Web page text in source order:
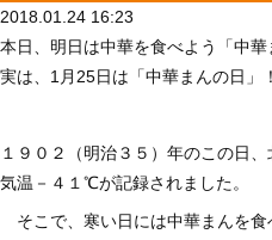
2018.01.24 16:23
本日、明日は中華を食べよう「中華
実は、1月25日は「中華まんの日」！
１９０２（明治３５）年のこの日
気温－４１℃が記録されました。
そこで、寒い日には中華まんを食